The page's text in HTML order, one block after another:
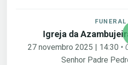
FUNERAL
Igreja da
27 novembro 2025 | 14:30 •
Senhor Padre